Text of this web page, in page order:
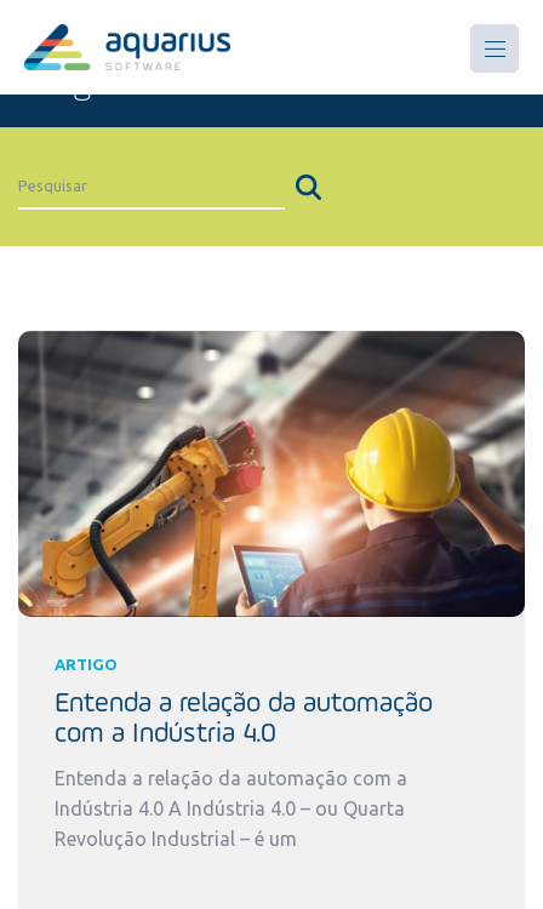
Artigos
ARTIGO
Entenda a relação da automação
com a Indústria 4.0
Entenda a relação da automação com a
Indústria 4.0 A Indústria 4.0 – ou Quarta
Revolução Industrial – é um